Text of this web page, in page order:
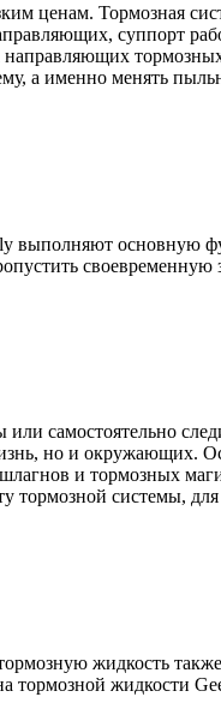
ценам. Тормозная
суппорт
а именно менять
выполняют
своевременную
самостоятельно
но и окружающих.
и тормозных
системы, для
жидкость
жидкости